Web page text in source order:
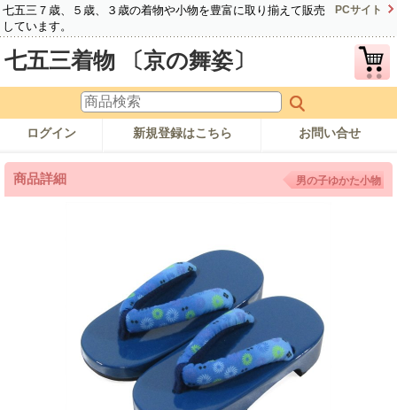
七五三７歳、５歳、３歳の着物や小物を豊富に取り揃えて販売
しています。
PCサイト
七五三着物 〔京の舞姿〕
ログイン 新規登録はこちら お問い合せ
商品詳細 男の子ゆかた小物